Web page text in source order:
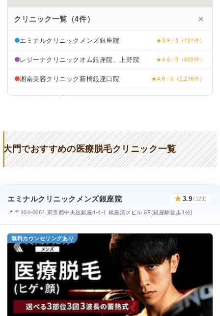
クリニック一覧（4件） ✕
エミナルクリニックメンズ銀座院 ★3.9 / 5（121件）
レジーナクリニックオム銀座院、上野院 ★4.6 / 5（820件）
湘南美容クリニック新橋銀座口院 ★4.6 / 5（2,216件）
メンズリゼ銀座 ★4.1 / 5（92件）
大門でおすすめの医療脱毛クリニック一覧
エミナルクリニックメンズ銀座院 ★ 3.9(121)
📍 〒104-0061 東京都中央区銀座4-4-1 銀座清水ビル 6F(銀座駅徒歩1分)
無料カウンセリングあり